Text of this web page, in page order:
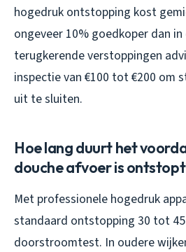
hogedruk ontstopping kost
ongeveer 10% goedkoper dan
terugkerende verstoppingen
inspectie van €100 tot €200 om
uit te sluiten.
Hoe lang duurt het
douche afvoer is
Met professionele hogedruk
standaard ontstopping 30 tot
doorstroomtest. In oudere